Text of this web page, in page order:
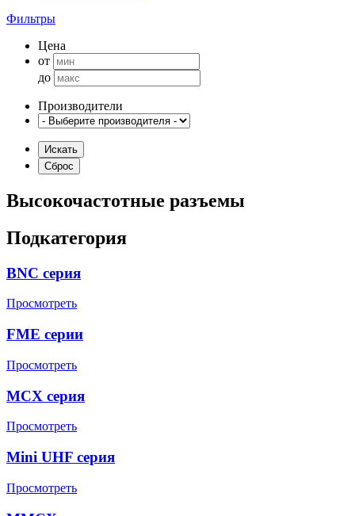
Фильтры
Цена
от
до
Производители
Высокочастотные разъемы
Подкатегория
BNC серия
Просмотреть
FME серии
Просмотреть
MCX серия
Просмотреть
Mini UHF серия
Просмотреть